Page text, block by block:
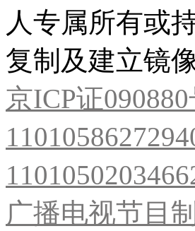
人专属所有或
复制及建立镜
京ICP证
广播电视节目